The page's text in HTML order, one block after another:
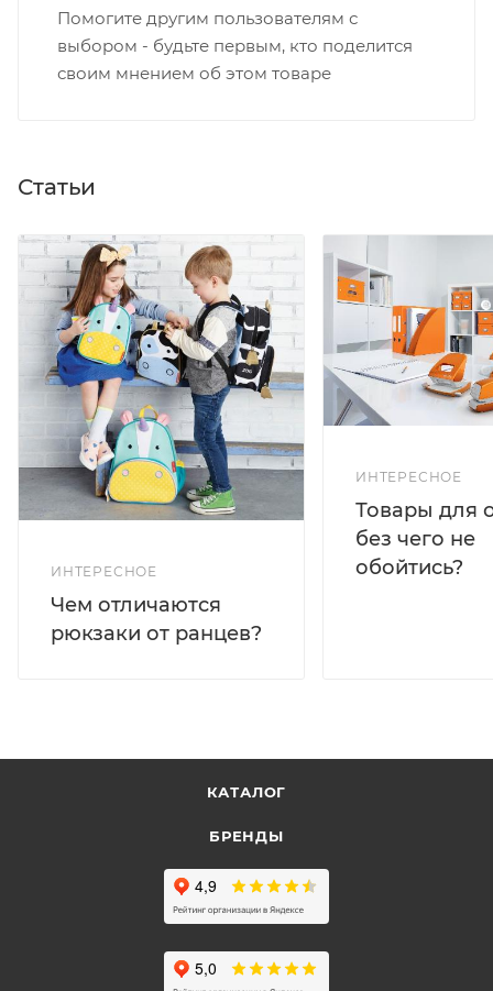
Помогите другим пользователям с
выбором - будьте первым, кто поделится
своим мнением об этом товаре
Статьи
ИНТЕРЕСНОЕ
Чем отличаются
рюкзаки от ранцев?
ИНТЕРЕСНОЕ
Товары для
без чего не
обойтись?
КАТАЛОГ
БРЕНДЫ